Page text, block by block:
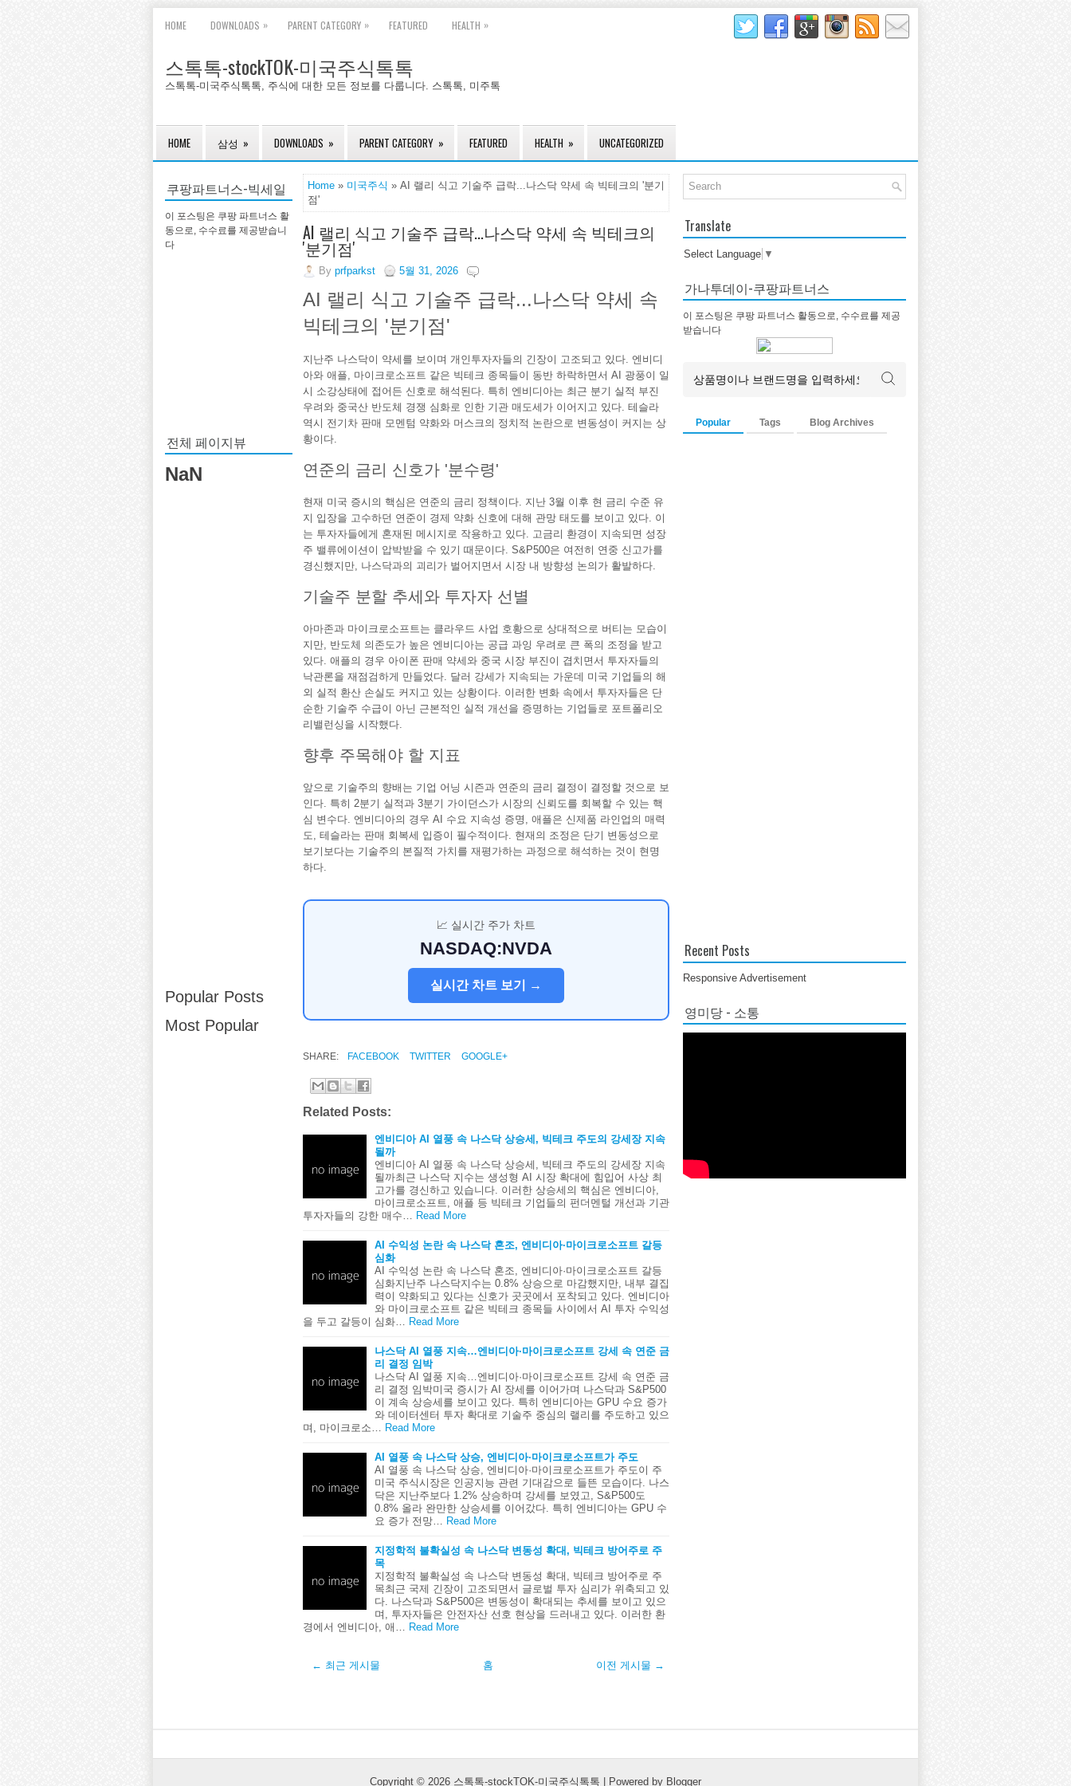
HOME DOWNLOADS » PARENT CATEGORY » FEATURED HEALTH »
스톡톡-stockTOK-미국주식톡톡
스톡톡-미국주식톡톡, 주식에 대한 모든 정보를 다룹니다. 스톡톡, 미주톡
HOME 삼성 » DOWNLOADS » PARENT CATEGORY » FEATURED HEALTH » UNCATEGORIZED
쿠팡파트너스-빅세일
이 포스팅은 쿠팡 파트너스 활
동으로, 수수료를 제공받습니
다
전체 페이지뷰
NaN
Popular Posts
Most Popular
Home » 미국주식 » AI 랠리 식고 기술주 급락...나스닥 약세 속 빅테크의 '분기
점'
AI 랠리 식고 기술주 급락...나스닥 약세 속 빅테크의
'분기점'
By prfparkst 5월 31, 2026
AI 랠리 식고 기술주 급락...나스닥 약세 속
빅테크의 '분기점'
지난주 나스닥이 약세를 보이며 개인투자자들의 긴장이 고조되고 있다. 엔비디
아와 애플, 마이크로소프트 같은 빅테크 종목들이 동반 하락하면서 AI 광풍이 일
시 소강상태에 접어든 신호로 해석된다. 특히 엔비디아는 최근 분기 실적 부진
우려와 중국산 반도체 경쟁 심화로 인한 기관 매도세가 이어지고 있다. 테슬라
역시 전기차 판매 모멘텀 약화와 머스크의 정치적 논란으로 변동성이 커지는 상
황이다.
연준의 금리 신호가 '분수령'
현재 미국 증시의 핵심은 연준의 금리 정책이다. 지난 3월 이후 현 금리 수준 유
지 입장을 고수하던 연준이 경제 약화 신호에 대해 관망 태도를 보이고 있다. 이
는 투자자들에게 혼재된 메시지로 작용하고 있다. 고금리 환경이 지속되면 성장
주 밸류에이션이 압박받을 수 있기 때문이다. S&P500은 여전히 연중 신고가를
경신했지만, 나스닥과의 괴리가 벌어지면서 시장 내 방향성 논의가 활발하다.
기술주 분할 추세와 투자자 선별
아마존과 마이크로소프트는 클라우드 사업 호황으로 상대적으로 버티는 모습이
지만, 반도체 의존도가 높은 엔비디아는 공급 과잉 우려로 큰 폭의 조정을 받고
있다. 애플의 경우 아이폰 판매 약세와 중국 시장 부진이 겹치면서 투자자들의
낙관론을 재점검하게 만들었다. 달러 강세가 지속되는 가운데 미국 기업들의 해
외 실적 환산 손실도 커지고 있는 상황이다. 이러한 변화 속에서 투자자들은 단
순한 기술주 수급이 아닌 근본적인 실적 개선을 증명하는 기업들로 포트폴리오
리밸런싱을 시작했다.
향후 주목해야 할 지표
앞으로 기술주의 향배는 기업 어닝 시즌과 연준의 금리 결정이 결정할 것으로 보
인다. 특히 2분기 실적과 3분기 가이던스가 시장의 신뢰도를 회복할 수 있는 핵
심 변수다. 엔비디아의 경우 AI 수요 지속성 증명, 애플은 신제품 라인업의 매력
도, 테슬라는 판매 회복세 입증이 필수적이다. 현재의 조정은 단기 변동성으로
보기보다는 기술주의 본질적 가치를 재평가하는 과정으로 해석하는 것이 현명
하다.
📈 실시간 주가 차트
NASDAQ:NVDA
실시간 차트 보기 →
SHARE: FACEBOOK TWITTER GOOGLE+
Related Posts:
엔비디아 AI 열풍 속 나스닥 상승세, 빅테크 주도의 강세장 지속
될까
엔비디아 AI 열풍 속 나스닥 상승세, 빅테크 주도의 강세장 지속
될까최근 나스닥 지수는 생성형 AI 시장 확대에 힘입어 사상 최
고가를 경신하고 있습니다. 이러한 상승세의 핵심은 엔비디아,
마이크로소프트, 애플 등 빅테크 기업들의 펀더멘털 개선과 기관
투자자들의 강한 매수…
Read More
AI 수익성 논란 속 나스닥 혼조, 엔비디아·마이크로소프트 갈등
심화
AI 수익성 논란 속 나스닥 혼조, 엔비디아·마이크로소프트 갈등
심화지난주 나스닥지수는 0.8% 상승으로 마감했지만, 내부 결집
력이 약화되고 있다는 신호가 곳곳에서 포착되고 있다. 엔비디아
와 마이크로소프트 같은 빅테크 종목들 사이에서 AI 투자 수익성
을 두고 갈등이 심화…
Read More
나스닥 AI 열풍 지속…엔비디아·마이크로소프트 강세 속 연준 금
리 결정 임박
나스닥 AI 열풍 지속…엔비디아·마이크로소프트 강세 속 연준 금
리 결정 임박미국 증시가 AI 장세를 이어가며 나스닥과 S&P500
이 계속 상승세를 보이고 있다. 특히 엔비디아는 GPU 수요 증가
와 데이터센터 투자 확대로 기술주 중심의 랠리를 주도하고 있으
며, 마이크로소…
Read More
AI 열풍 속 나스닥 상승, 엔비디아·마이크로소프트가 주도
AI 열풍 속 나스닥 상승, 엔비디아·마이크로소프트가 주도이 주
미국 주식시장은 인공지능 관련 기대감으로 들뜬 모습이다. 나스
닥은 지난주보다 1.2% 상승하며 강세를 보였고, S&P500도
0.8% 올라 완만한 상승세를 이어갔다. 특히 엔비디아는 GPU 수
요 증가 전망…
Read More
지정학적 불확실성 속 나스닥 변동성 확대, 빅테크 방어주로 주
목
지정학적 불확실성 속 나스닥 변동성 확대, 빅테크 방어주로 주
목최근 국제 긴장이 고조되면서 글로벌 투자 심리가 위축되고 있
다. 나스닥과 S&P500은 변동성이 확대되는 추세를 보이고 있으
며, 투자자들은 안전자산 선호 현상을 드러내고 있다. 이러한 환
경에서 엔비디아, 애…
Read More
← 최근 게시물 이전 게시물 →
홈
Translate
Select Language ▼
가나투데이-쿠팡파트너스
이 포스팅은 쿠팡 파트너스 활동으로, 수수료를 제공
받습니다
Popular Tags Blog Archives
Recent Posts
Responsive Advertisement
영미당 - 소통
Copyright © 2026 스톡톡-stockTOK-미국주식톡톡 | Powered by Blogger